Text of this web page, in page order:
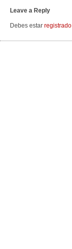
Leave a Reply
Debes estar registrado